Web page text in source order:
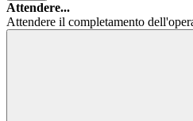
Attendere...
Attendere il completamento